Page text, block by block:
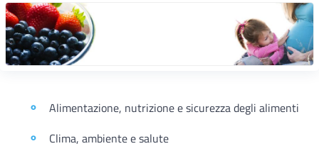
Alimentazione, nutrizione e sicurezza degli alimenti
Clima, ambiente e salute